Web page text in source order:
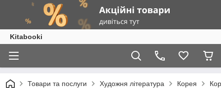
Kitabooki
Товари та послуги Художня література Корея